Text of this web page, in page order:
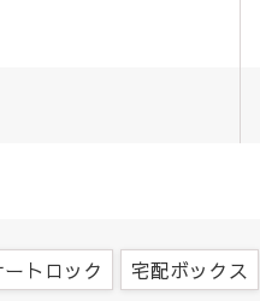
ートロック 宅配ボックス